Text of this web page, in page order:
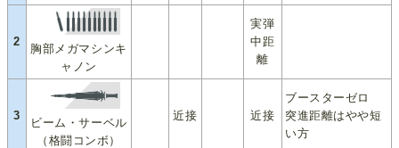
2
胸部メガマシンキ
ャノン
実弾
中距
離
3
ビーム・サーベル
（格闘コンボ）
近接 近接
ブースターゼロ
突進距離はやや短
い方